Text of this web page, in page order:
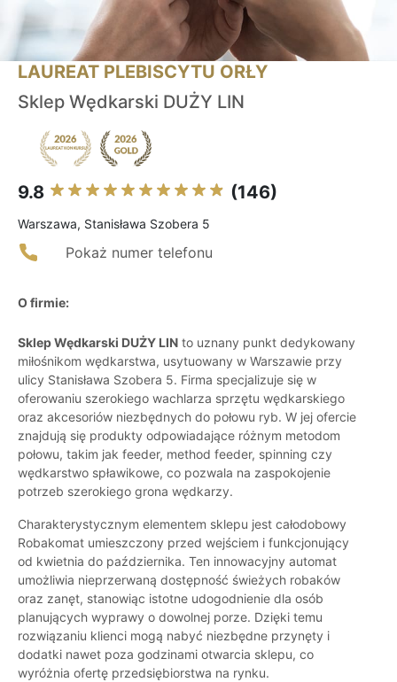
LAUREAT PLEBISCYTU ORŁY
Sklep Wędkarski DUŻY LIN
9.8 (146)
Warszawa, Stanisława Szobera 5
Pokaż numer telefonu
O firmie:
Sklep Wędkarski DUŻY LIN to uznany punkt dedykowany
miłośnikom wędkarstwa, usytuowany w Warszawie przy
ulicy Stanisława Szobera 5. Firma specjalizuje się w
oferowaniu szerokiego wachlarza sprzętu wędkarskiego
oraz akcesoriów niezbędnych do połowu ryb. W jej ofercie
znajdują się produkty odpowiadające różnym metodom
połowu, takim jak feeder, method feeder, spinning czy
wędkarstwo spławikowe, co pozwala na zaspokojenie
potrzeb szerokiego grona wędkarzy.
Charakterystycznym elementem sklepu jest całodobowy
Robakomat umieszczony przed wejściem i funkcjonujący
od kwietnia do października. Ten innowacyjny automat
umożliwia nieprzerwaną dostępność świeżych robaków
oraz zanęt, stanowiąc istotne udogodnienie dla osób
planujących wyprawy o dowolnej porze. Dzięki temu
rozwiązaniu klienci mogą nabyć niezbędne przynęty i
dodatki nawet poza godzinami otwarcia sklepu, co
wyróżnia ofertę przedsiębiorstwa na rynku.